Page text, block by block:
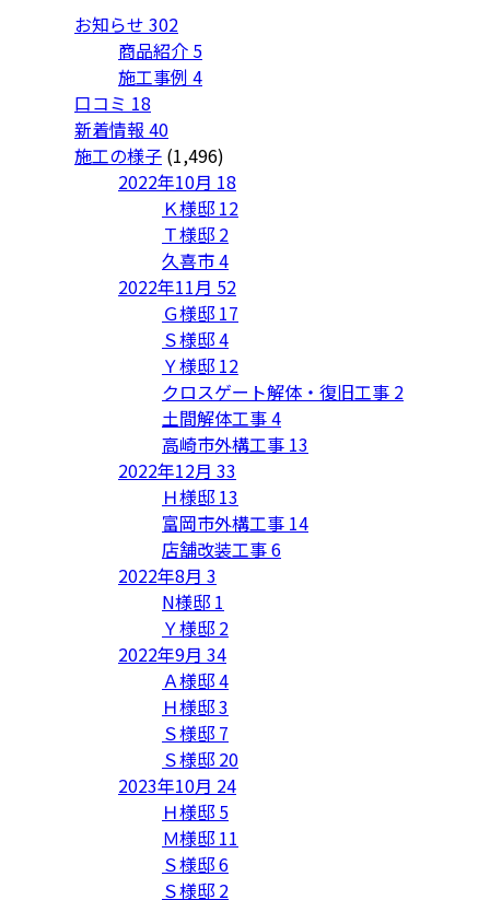
お知らせ 302
商品紹介 5
施工事例 4
口コミ 18
新着情報 40
施工の様子 (1,496)
2022年10月 18
Ｋ様邸 12
Ｔ様邸 2
久喜市4
2022年11月 52
Ｇ様邸 17
Ｓ様邸4
Ｙ様邸 12
クロスゲート解体・復旧工事 2
土間解体工事4
高崎市外構工事 13
2022年12月 33
Ｈ様邸 13
富岡市外構工事 14
店舗改装工事6
2022年8月 3
N様邸 1
Ｙ様邸 2
2022年9月 34
Ａ様邸4
Ｈ様邸3
Ｓ様邸 7
Ｓ様邸 20
2023年10月 24
Ｈ様邸 5
Ｍ様邸 11
Ｓ様邸6
Ｓ様邸 2